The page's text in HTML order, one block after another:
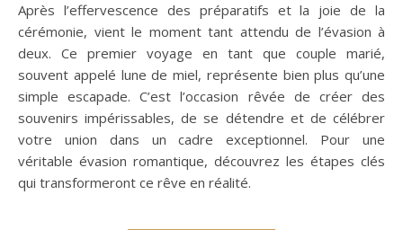
Après l’effervescence des préparatifs et la joie de la
cérémonie, vient le moment tant attendu de l’évasion à
deux. Ce premier voyage en tant que couple marié,
souvent appelé lune de miel, représente bien plus qu’une
simple escapade. C’est l’occasion rêvée de créer des
souvenirs impérissables, de se détendre et de célébrer
votre union dans un cadre exceptionnel. Pour une
véritable évasion romantique, découvrez les étapes clés
qui transformeront ce rêve en réalité.